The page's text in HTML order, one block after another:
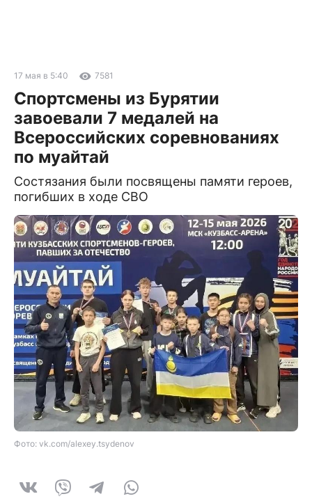
17 мая в 5:40 7581
Спортсмены из Бурятии
завоевали 7 медалей на
Всероссийских соревнованиях
по муайтай
Состязания были посвящены памяти героев,
погибших в ходе СВО
Фото: vk.com/alexey.tsydenov